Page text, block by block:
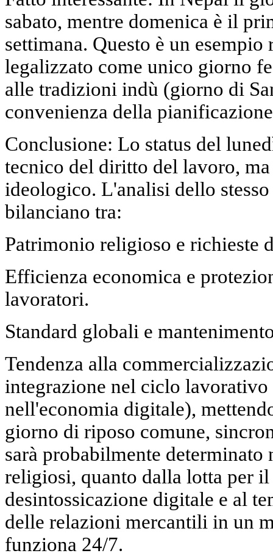
sabato, mentre domenica è il
settimana. Questo è un esempio
legalizzato come unico giorno
alle tradizioni indù (giorno di
convenienza della
Conclusione: Lo status del
tecnico del diritto del lavoro,
ideologico. L'analisi dello
bilanciano tra:
Patrimonio religioso e richieste
Efficienza economica e
lavoratori.
Standard globali e
Tendenza alla
integrazione nel ciclo
nell'economia digitale),
giorno di riposo comune,
sarà probabilmente determinato
religiosi, quanto dalla lotta per
desintossicazione digitale e al
delle relazioni mercantili in un
funziona 24/7.